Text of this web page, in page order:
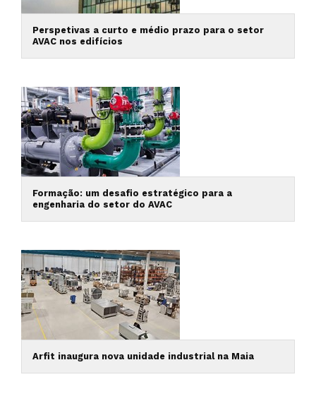
Perspetivas a curto e médio prazo para o setor
AVAC nos edifícios
Formação: um desafio estratégico para a
engenharia do setor do AVAC
Arfit inaugura nova unidade industrial na Maia